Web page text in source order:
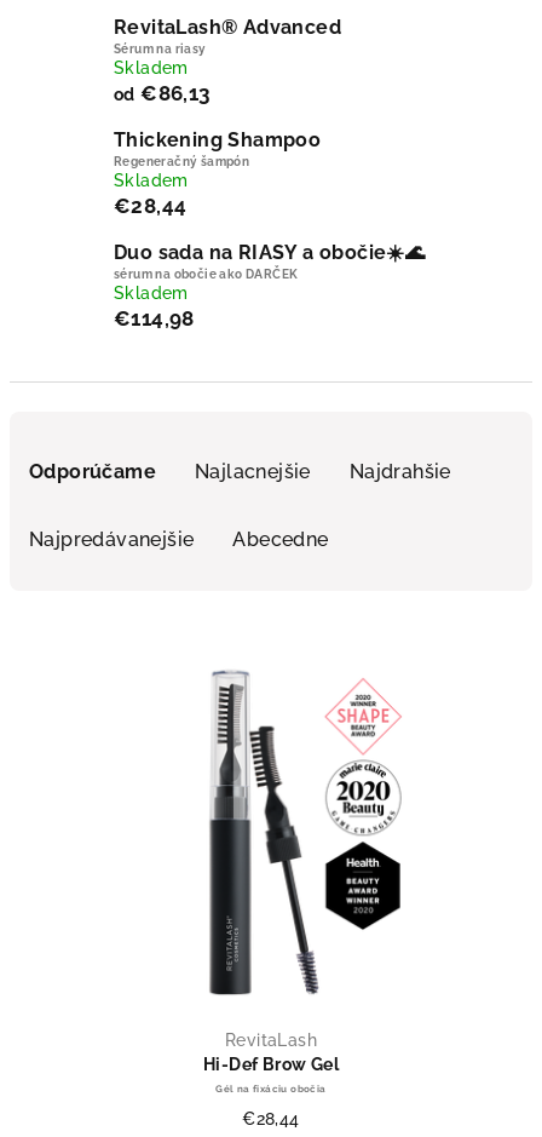
RevitaLash® Advanced
Sérum na riasy
Skladem
od €86,13
Thickening Shampoo
Regeneračný šampón
Skladem
€28,44
Duo sada na RIASY a obočie☀️🌊
sérum na obočie ako DARČEK
Skladem
€114,98
Odporúčame Najlacnejšie Najdrahšie
Najpredávanejšie Abecedne
RevitaLash
Hi-Def Brow Gel
Gél na fixáciu obočia
€28,44